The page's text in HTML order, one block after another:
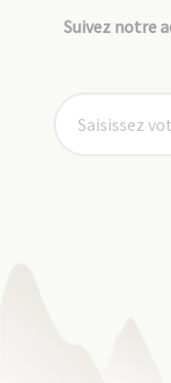
Suivez notre